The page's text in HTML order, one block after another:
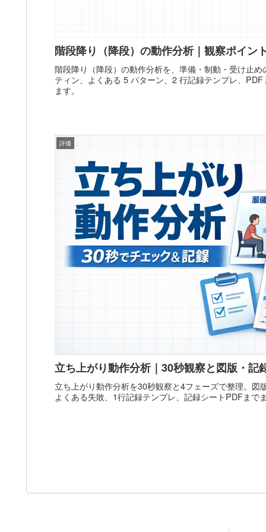
階段降り（降段）の動作分析｜観察ポイン
階段降り（降段）の動作分析を、準備・制動・受け止
ティン、よくある 5 パターン、2 行記録テンプレ、
ます。
評価
立ち上がり動作分析｜30秒観察と図版・記
立ち上がり動作分析を30秒観察と4フェーズで整理。図
よくある失敗、1行記録テンプレ、記録シートPDFまで